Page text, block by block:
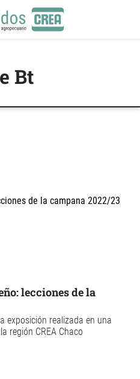
Bt
lecciones de la
exposición realizada en una
región CREA Chaco